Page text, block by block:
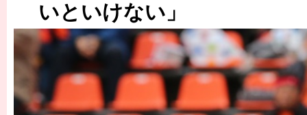
［3222号］史上最大のW杯開幕 注目は「個」
長谷川 アーリアジャスールさんがシンポジウム「気候変動から命
いといけない」